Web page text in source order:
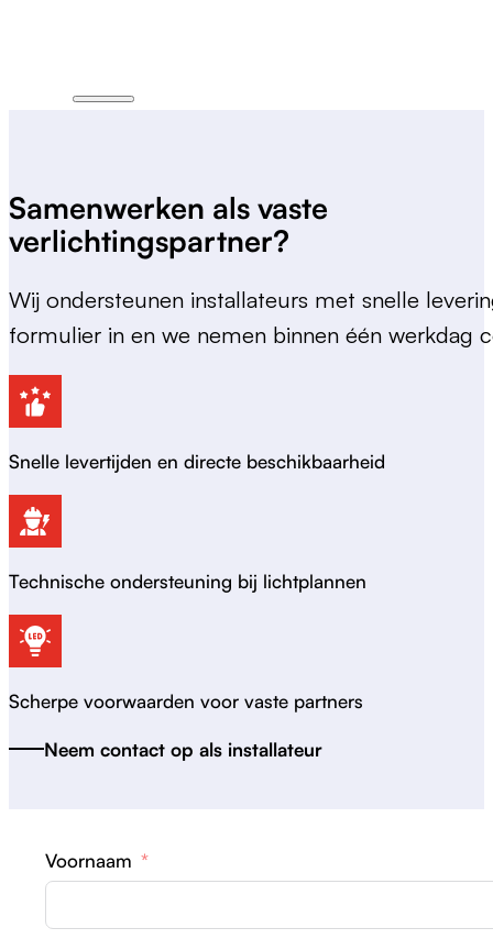
Samenwerken als vaste
verlichtingspartner?
Wij ondersteunen installateurs met snelle
formulier in en we nemen binnen één werkdag
Snelle levertijden en directe beschikbaarheid
Technische ondersteuning bij lichtplannen
Scherpe voorwaarden voor vaste partners
Neem contact op als installateur
Voornaam